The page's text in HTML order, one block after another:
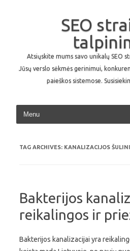
SEO
Atsiųskite mums savo unikalų SEO
Jūsų verslo sėkmės gerinimui,
paieškos sistemose.
Skip
TAG ARCHIVES: KANALIZACIJOS
Bakterijos
reikalingos ir
Bakterijos kanalizacijai yra